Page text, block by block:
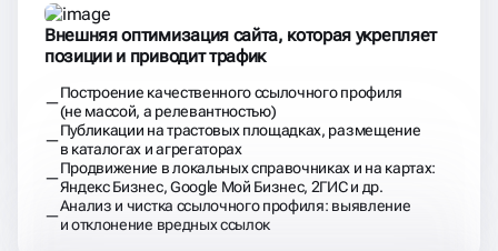
Внешняя оптимизация сайта, которая укрепляет
позиции и приводит трафик
Построение качественного ссылочного профиля
(не массой, а релевантностью)
Публикации на трастовых площадках, размещение
в каталогах и агрегаторах
Продвижение в локальных справочниках и на картах:
Яндекс Бизнес, Google Мой Бизнес, 2ГИС и др.
Анализ и чистка ссылочного профиля: выявление
и отклонение вредных ссылок